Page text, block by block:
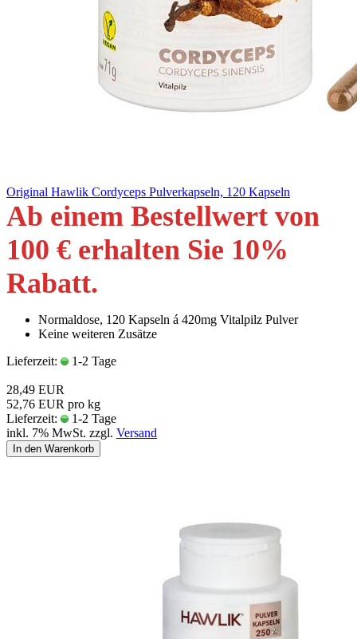
Original Hawlik Cordyceps Pulverkapseln, 120 Kapseln
Ab einem Bestellwert von
100 € erhalten Sie 10%
Rabatt.
Normaldose, 120 Kapseln á 420mg Vitalpilz Pulver
Keine weiteren Zusätze
Lieferzeit:
1-2 Tage
28,49 EUR
52,76 EUR pro kg
Lieferzeit:
1-2 Tage
inkl. 7% MwSt. zzgl. Versand
In den Warenkorb